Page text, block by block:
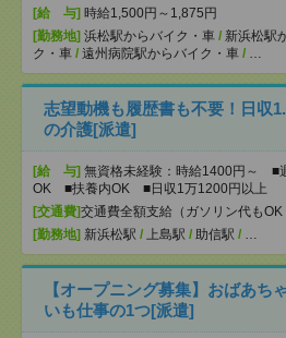
[給 与] 時給1,500円～1,875円
[勤務地] 浜松駅からバイク・車 / 新浜松駅
ク・車 / 遠州病院駅からバイク・車 / …
志望動機も履歴書も不要！日収
の介護[派遣]
[給 与] 無資格未経験：時給1400円～ ■
OK ■扶養内OK ■日収1万1200円以上
[交通費]交通費全額支給（ガソリン代もOK
[勤務地] 新浜松駅 / 上島駅 / 助信駅 / …
【オープニング募集】おばあち
いも仕事の1つ[派遣]